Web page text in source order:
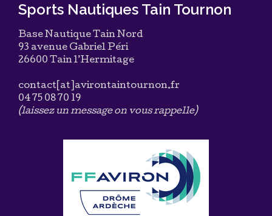
Sports Nautiques Tain Tournon
Base Nautique Tain Nord
93 avenue Gabriel Péri
26600 Tain l’Hermitage
contact[at]avirontaintournon.fr
04 75 08 70 19
(laissez un message on vous rappelle)